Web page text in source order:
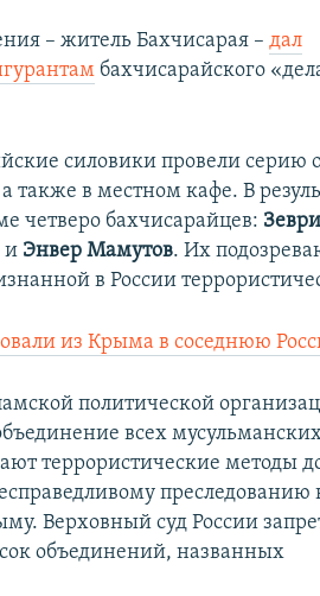
– житель Бахчисарая –дал
бахчисарайского
силовики провели серию
также в местном кафе. В
четверо бахчисарайцев:
и Энвер Мамутов. Их
в России
из Крыма в соседнюю
политической
всех
террористические методы
преследованию
Верховный суд России
объединений, названных